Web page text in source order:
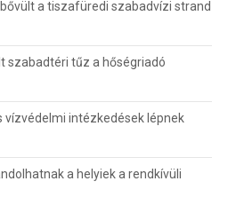
a tiszafüredi szabadvízi strand
szabadtéri tűz a hőségriadó
vízvédelmi intézkedések lépnek
a helyiek a rendkívüli